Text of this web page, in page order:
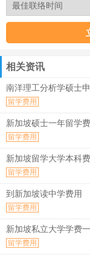
相关资讯
南洋理工分析学硕士
留学费用
新加坡硕士一年留学
留学费用
新加坡留学大学本科
留学费用
到新加坡读中学费用
留学费用
新加坡私立大学学费
留学费用